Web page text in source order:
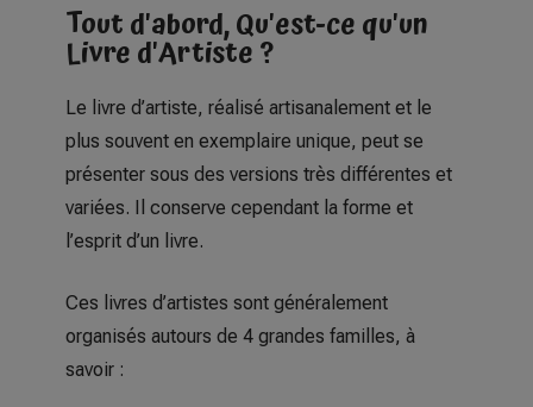
Tout d'abord, Qu'est-ce qu'un
Livre d'Artiste ?
Le livre d’artiste, réalisé artisanalement et le
plus souvent en exemplaire unique, peut se
présenter sous des versions très différentes et
variées. Il conserve cependant la forme et
l’esprit d’un livre.
Ces livres d’artistes sont généralement
organisés autours de 4 grandes familles, à
savoir :